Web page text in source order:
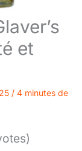
et
/ 4 minutes de